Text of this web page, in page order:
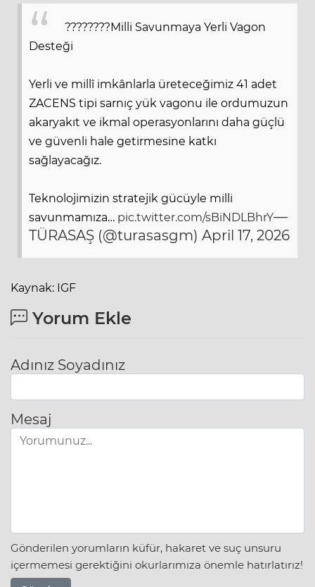
????????Milli Savunmaya Yerli Vagon
Desteği
Yerli ve millî imkânlarla üreteceğimiz 41 adet
ZACENS tipi sarnıç yük vagonu ile ordumuzun
akaryakıt ve ikmal operasyonlarını daha güçlü
ve güvenli hale getirmesine katkı
sağlayacağız.
Teknolojimizin stratejik gücüyle milli
savunmamıza… pic.twitter.com/sBiNDLBhrY—
TÜRASAŞ (@turasasgm) April 17, 2026
Kaynak: IGF
Yorum Ekle
Adınız Soyadınız
Mesaj
Gönderilen yorumların küfür, hakaret ve suç unsuru
içermemesi gerektiğini okurlarımıza önemle hatırlatırız!